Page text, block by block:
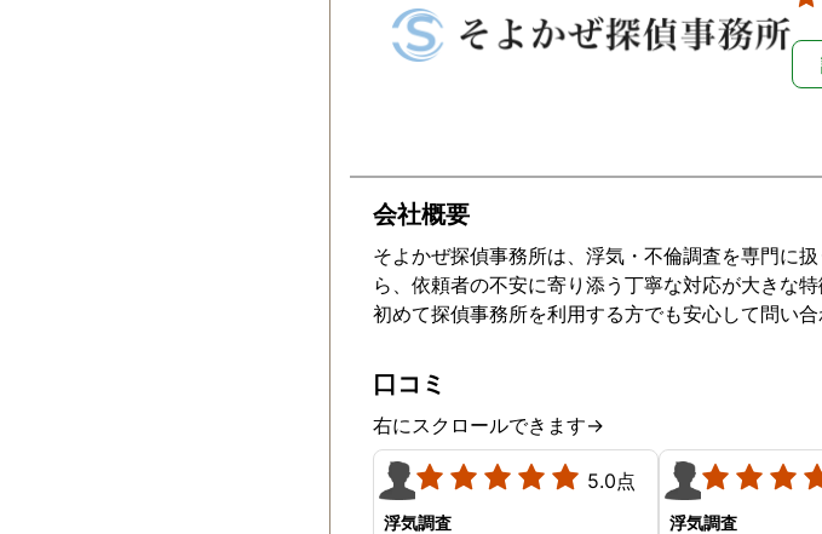
会社概要
そよかぜ探偵事務所は、浮気・不倫調査を専門に
ら、依頼者の不安に寄り添う丁寧な対応が大きな
初めて探偵事務所を利用する方でも安心して問い合
口コミ
右にスクロールできます→
5.0点
浮気調査 浮気調査